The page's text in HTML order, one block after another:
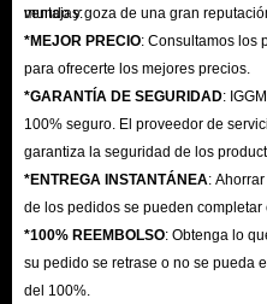
terminados. Requiere subir
Herboristería, etc.) para
Caza de Monstruos de Élite:
Completar Misiones:Algunas
gran cantidad de XP y objetos
Comercio en el Mercado:
materiales de mejora a precios
Comprar en IGGM:
mundo y goza de una gran
ventajas:
*MEJOR PRECIO: Consultamos los
para ofrecerte los mejores precios.
*GARANTÍA DE SEGURIDAD:
100% seguro. El proveedor de
garantiza la seguridad de los
*ENTREGA INSTANTÁNEA:
de los pedidos se pueden completar
*100% REEMBOLSO: Obtenga lo
su pedido se retrase o no se pueda
del 100%.